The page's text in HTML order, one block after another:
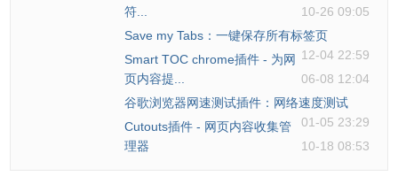
符...
10-26 09:05
Save my Tabs：一键保存所有标签页
12-04 22:59
Smart TOC chrome插件 - 为网
页内容提...
06-08 12:04
谷歌浏览器网速测试插件：网络速度测试
01-05 23:29
Cutouts插件 - 网页内容收集管
理器
10-18 08:53